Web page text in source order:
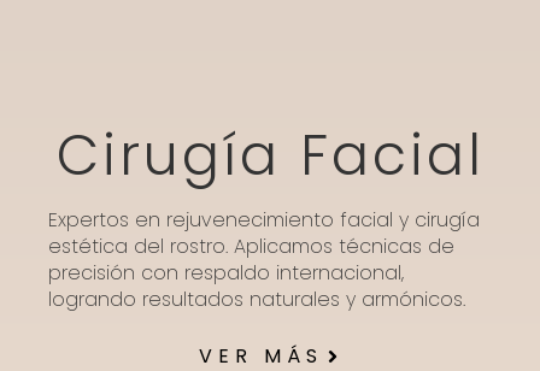
Cirugía Facial
Expertos en rejuvenecimiento facial y cirugía
estética del rostro. Aplicamos técnicas de
precisión con respaldo internacional,
logrando resultados naturales y armónicos.
VER MÁS